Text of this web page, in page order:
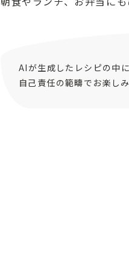
AIが生成したレシピの中
自己責任の範疇でお楽し